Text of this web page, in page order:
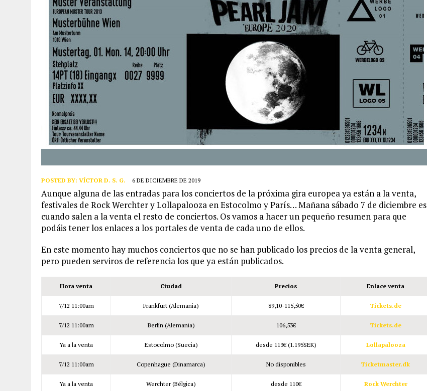
POSTED BY: VÍCTOR D. S. G. 6 DE DICIEMBRE DE 2019
Aunque alguna de las entradas para los conciertos de la próxima gira europea ya están a la venta,
festivales de Rock Werchter y Lollapalooza en Estocolmo y París… Mañana sábado 7 de diciembre es
cuando salen a la venta el resto de conciertos. Os vamos a hacer un pequeño resumen para que
podáis tener los enlaces a los portales de venta de cada uno de ellos.
En este momento hay muchos conciertos que no se han publicado los precios de la venta general,
pero pueden serviros de referencia los que ya están publicados.
Hora venta Ciudad Precios Enlace venta
7/12 11:00am Frankfurt (Alemania) 89,10-115,50€ Tickets.de
7/12 11:00am Berlín (Alemania) 106,53€ Tickets.de
Ya a la venta Estocolmo (Suecia) desde 113€ (1.195SEK) Lollapalooza
7/12 11:00am Copenhague (Dinamarca) No disponibles Ticketmaster.dk
Ya a la venta Werchter (Bélgica) desde 110€ Rock Werchter